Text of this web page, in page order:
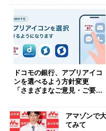
ドコモの銀行、アプリアイコ
ンを選べるよう方針変更
「さまざまなご意見・ご要望
アマゾンで
てみて